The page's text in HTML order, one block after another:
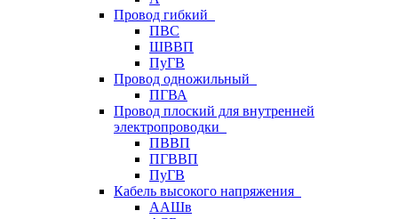
Провод гибкий
ПВС
ШВВП
ПуГВ
Провод одножильный
ПГВА
Провод плоский для внутренней
электропроводки
ПВВП
ПГВВП
ПуГВ
Кабель высокого напряжения
ААШв